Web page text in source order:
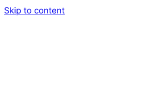
Skip to content